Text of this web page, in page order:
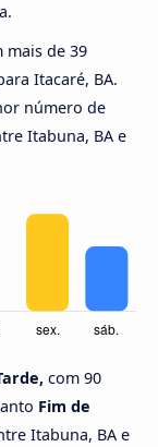
mais de 39
Itacaré, BA.
número de
Itabuna, BA e
com 90
Fim de
Itabuna, BA e